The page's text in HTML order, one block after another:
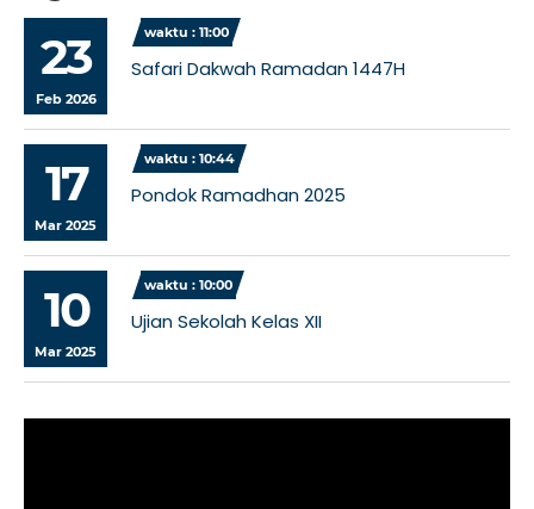
23
Feb 2026
waktu : 11:00
Safari Dakwah Ramadan 1447H
17
Mar 2025
waktu : 10:44
Pondok Ramadhan 2025
10
Mar 2025
waktu : 10:00
Ujian Sekolah Kelas XII